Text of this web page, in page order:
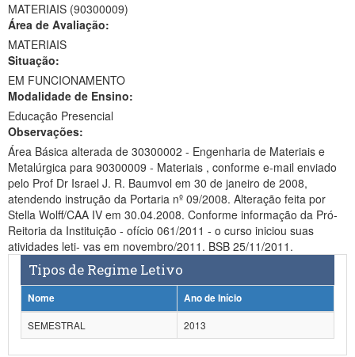
Ministério da Ciência, Tecnologia, Inovações e Comunicações
Ministério do Meio Ambiente
Ministério do Turismo
Ministério do Desenvolvimento Regional
Ministério da Mulher, da Família e dos Direitos Humanos
Secretaria de Governo
Gabinete de Segurança Institucional
MATERIAIS (90300009)
Área de Avaliação:
MATERIAIS
Situação:
EM FUNCIONAMENTO
Modalidade de Ensino:
Educação Presencial
Observações:
Área Básica alterada de 30300002 - Engenharia de Materiais e
Metalúrgica para 90300009 - Materiais , conforme e-mail enviado
pelo Prof Dr Israel J. R. Baumvol em 30 de janeiro de 2008,
atendendo instrução da Portaria nº 09/2008. Alteração feita por
Stella Wolff/CAA IV em 30.04.2008. Conforme informação da Pró-
Reitoria da Instituição - ofício 061/2011 - o curso iniciou suas
atividades leti- vas em novembro/2011. BSB 25/11/2011.
Tipos de Regime Letivo
Nome
Ano de Início
SEMESTRAL
2013